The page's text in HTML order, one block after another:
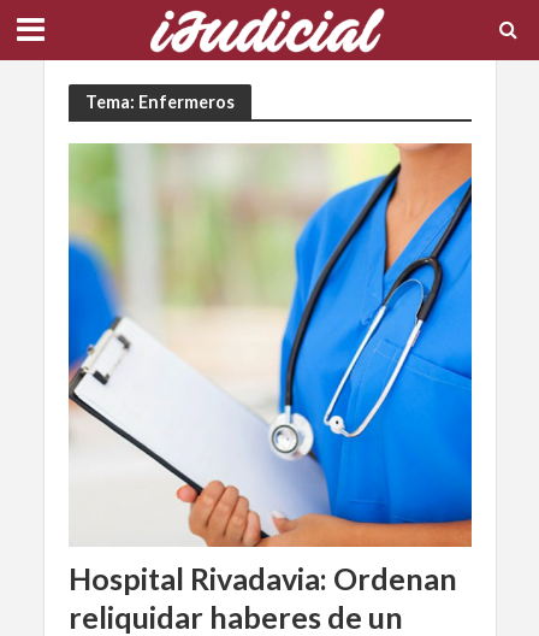
Tema: Enfermeros
Hospital Rivadavia: Ordenan
reliquidar haberes de un